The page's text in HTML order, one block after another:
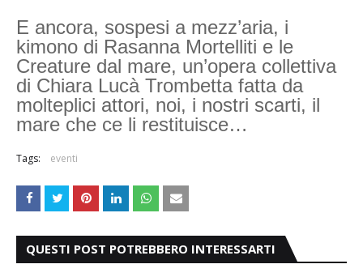
E ancora, sospesi a mezz’aria, i
kimono di Rasanna Mortelliti e le
Creature dal mare, un’opera collettiva
di Chiara Lucà Trombetta fatta da
molteplici attori, noi, i nostri scarti, il
mare che ce li restituisce…
Tags: eventi
QUESTI POST POTREBBERO INTERESSARTI